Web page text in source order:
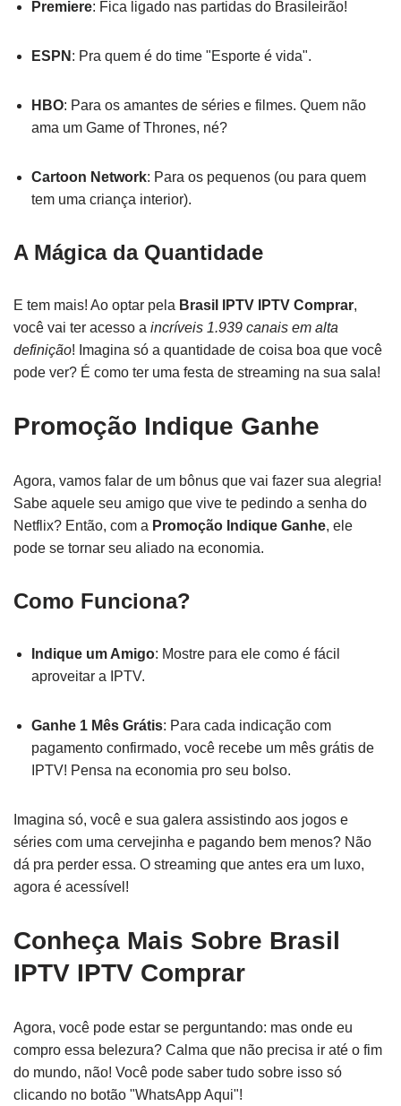
Premiere: Fica ligado nas partidas do Brasileirão!
ESPN : Pra quem é do time "Esporte é vida".
HBO: Para os amantes de séries e filmes. Quem não
ama um Game of Thrones, né?
Cartoon Network: Para os pequenos (ou para quem
tem uma criança interior).
A Mágica da Quantidade
E tem mais! Ao optar pela Brasil IPTV IPTV Comprar,
você vai ter acesso a incríveis 1.939 canais em alta
definição! Imagina só a quantidade de coisa boa que você
pode ver? É como ter uma festa de streaming na sua sala!
Promoção Indique Ganhe
Agora, vamos falar de um bônus que vai fazer sua alegria!
Sabe aquele seu amigo que vive te pedindo a senha do
Netflix? Então, com a Promoção Indique Ganhe, ele
pode se tornar seu aliado na economia.
Como Funciona?
Indique um Amigo: Mostre para ele como é fácil
aproveitar a IPTV.
Ganhe 1 Mês Grátis: Para cada indicação com
pagamento confirmado, você recebe um mês grátis de
IPTV! Pensa na economia pro seu bolso.
Imagina só, você e sua galera assistindo aos jogos e
séries com uma cervejinha e pagando bem menos? Não
dá pra perder essa. O streaming que antes era um luxo,
agora é acessível!
Conheça Mais Sobre Brasil
IPTV IPTV Comprar
Agora, você pode estar se perguntando: mas onde eu
compro essa belezura? Calma que não precisa ir até o fim
do mundo, não! Você pode saber tudo sobre isso só
clicando no botão "WhatsApp Aqui"!